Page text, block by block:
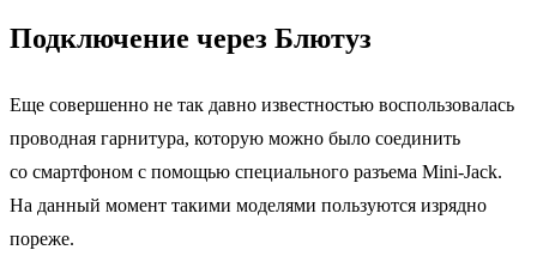
Подключение через Блютуз
Еще совершенно не так давно известностью воспользовалась
проводная гарнитура, которую можно было соединить
со смартфоном с помощью специального разъема Mini-Jack.
На данный момент такими моделями пользуются изрядно
пореже.